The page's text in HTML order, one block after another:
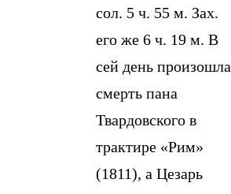
сол. 5 ч. 55 м. Зах.
его же 6 ч. 19 м. В
сей день произошла
смерть пана
Твардовского в
трактире «Рим»
(1811), а Цезарь